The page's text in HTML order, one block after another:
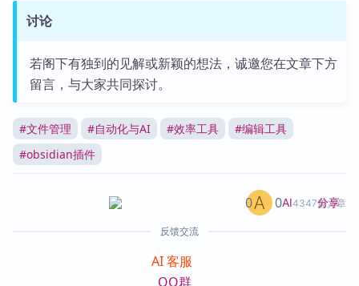
讨论
若阁下有独到的见解或新颖的想法，诚邀您在文章下方
留言，与大家共同探讨。
#文件管理 #自动化与AI #效率工具 #编辑工具
#obsidian插件
AI4347篇文章
0 0 分享
反馈交流
AI 客服
QQ群